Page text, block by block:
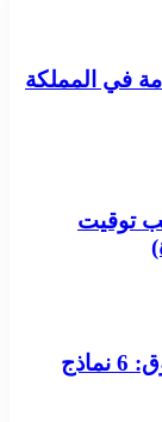
في المملكة
2023 – 1444 حسب توقيت
دليلك الشامل عن صيغة عقد ضمان حقوق: 6 نماذج